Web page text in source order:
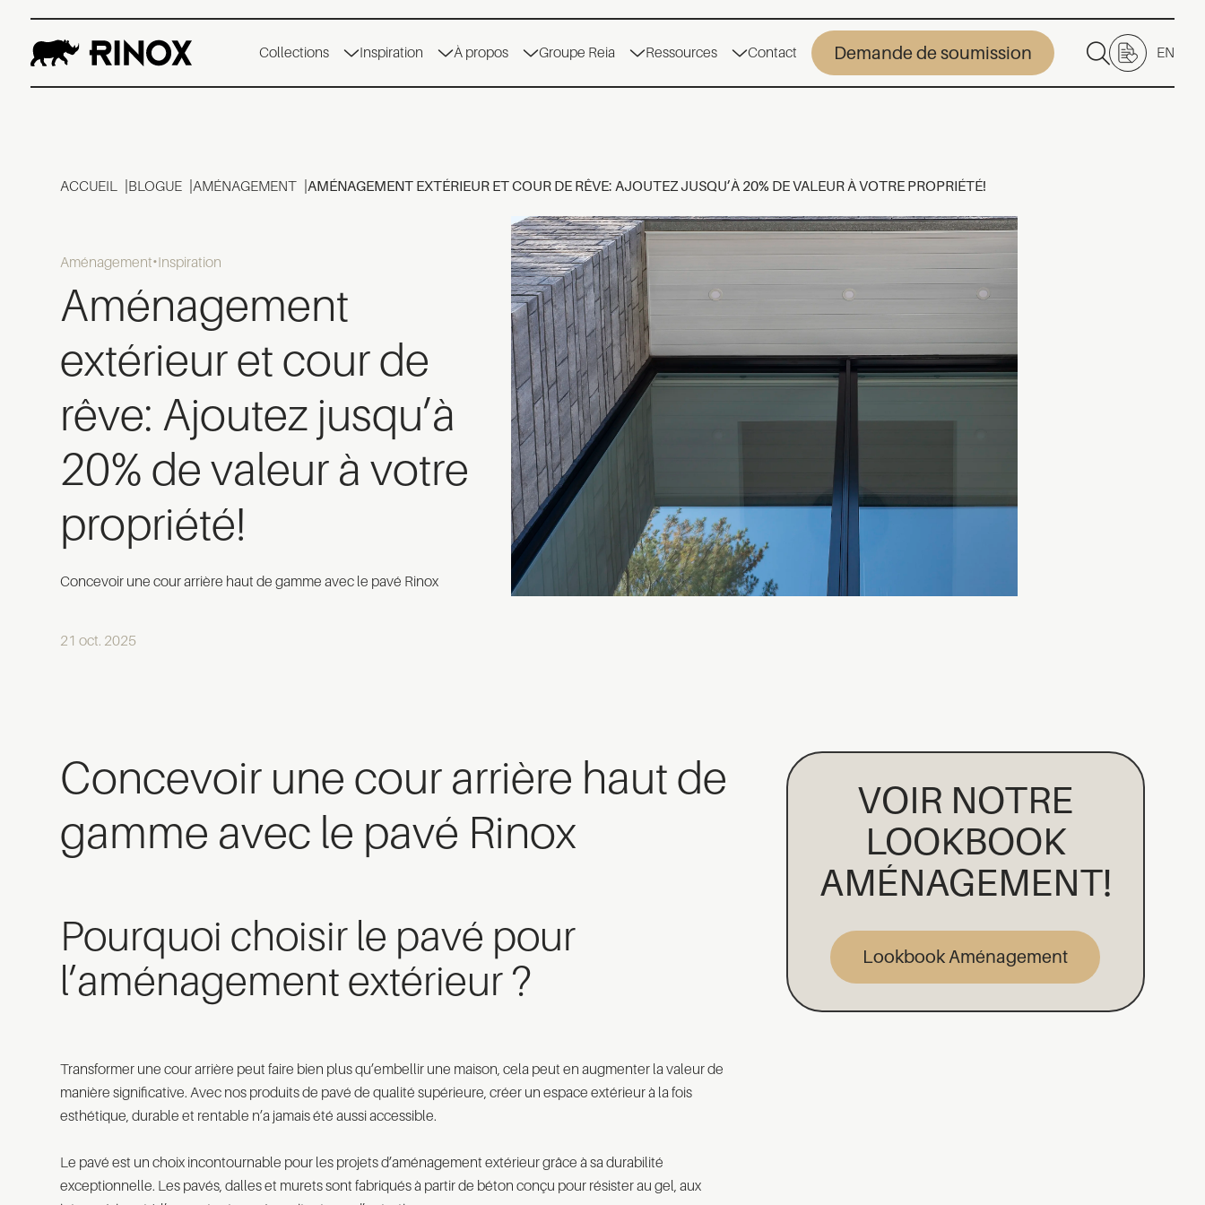
Collections Inspiration À propos Groupe Reia Ressources Contact Demande de soumission EN
ACCUEIL BLOGUE AMÉNAGEMENT AMÉNAGEMENT EXTÉRIEUR ET COUR DE RÊVE: AJOUTEZ JUSQU’À 20% DE VALEUR À VOTRE PROPRIÉTÉ!
Aménagement Inspiration
Aménagement
extérieur et cour de
rêve: Ajoutez jusqu’à
20% de valeur à votre
propriété!
Concevoir une cour arrière haut de gamme avec le pavé Rinox
21 oct. 2025
Concevoir une cour arrière haut de
gamme avec le pavé Rinox
Pourquoi choisir le pavé pour
l’aménagement extérieur ?
Transformer une cour arrière peut faire bien plus qu’embellir une maison, cela peut en augmenter la valeur de
manière significative. Avec nos produits de pavé de qualité supérieure, créer un espace extérieur à la fois
esthétique, durable et rentable n’a jamais été aussi accessible.
Le pavé est un choix incontournable pour les projets d’aménagement extérieur grâce à sa durabilité
exceptionnelle. Les pavés, dalles et murets sont fabriqués à partir de béton conçu pour résister au gel, aux
VOIR NOTRE
LOOKBOOK
AMÉNAGEMENT!
Lookbook Aménagement